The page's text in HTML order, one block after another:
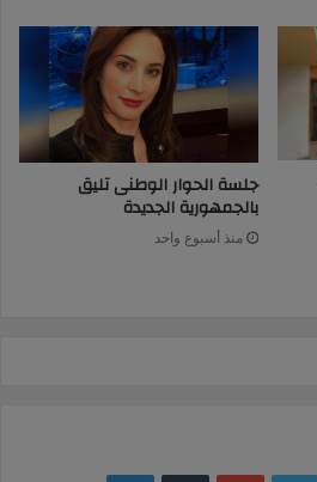
جلسة الحوار الوطنى تليق
بالجمهورية الجديدة
منذ أسبوع واحد